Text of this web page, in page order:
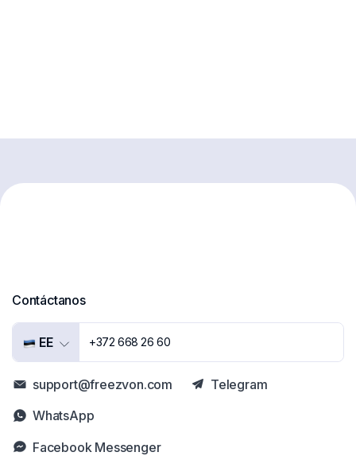
Contáctanos
EE +372 668 26 60
support@freezvon.com
Facebook Messenger
Telegram
WhatsApp